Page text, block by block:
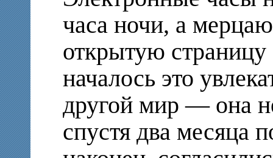
часа ночи, а
открытую страницу
началось это
другой мир — она
спустя два месяца